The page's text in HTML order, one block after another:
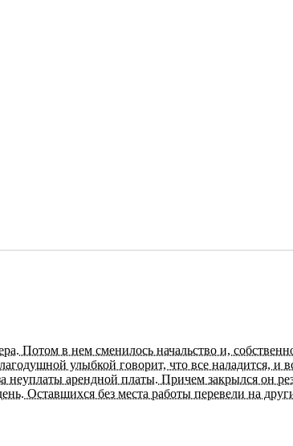
в нем сменилось начальство и,
улыбкой говорит, что все наладится, и
неуплаты арендной платы. Причем закрылся он
Оставшихся без места работы перевели на